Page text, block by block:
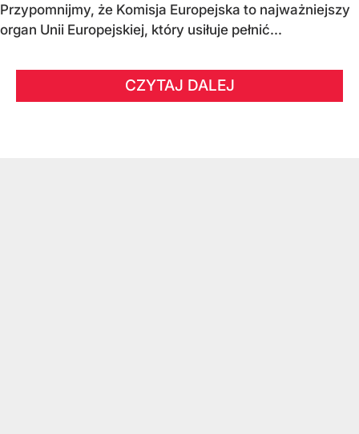
Przypomnijmy, że Komisja Europejska to najważniejszy
organ Unii Europejskiej, który usiłuje pełnić...
CZYTAJ DALEJ